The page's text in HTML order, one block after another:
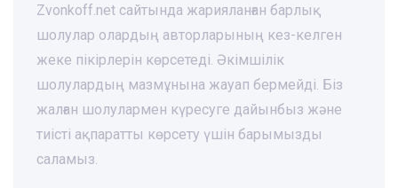
Zvonkoff.net сайтында жарияланған барлық
шолулар олардың авторларының кез-келген
жеке пікірлерін көрсетеді. Әкімшілік
шолулардың мазмұнына жауап бермейді. Біз
жалған шолулармен күресуге дайынбыз және
тиісті ақпаратты көрсету үшін барымызды
саламыз.